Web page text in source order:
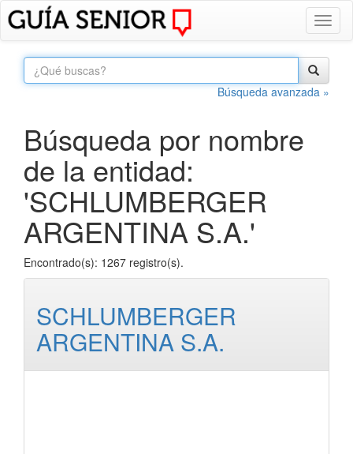
Búsqueda avanzada »
Búsqueda por nombre
de la entidad:
'SCHLUMBERGER
ARGENTINA S.A.'
Encontrado(s): 1267 registro(s).
SCHLUMBERGER
ARGENTINA S.A.